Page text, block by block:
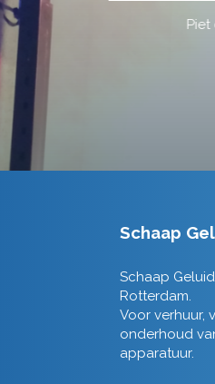
Schaap
Schaap
Rotterdam.
Voor verhuur,
onderhoud
apparatuur.